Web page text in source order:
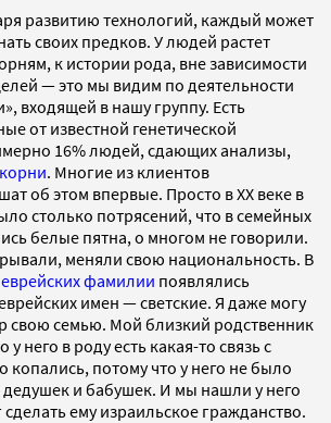
развитию технологий, каждый может
своих предков. У людей растет
к истории рода, вне зависимости
— это мы видим по деятельности
входящей в нашу группу. Есть
от известной генетической
16% людей, сдающих анализы,
. Многие из клиентов
об этом впервые. Просто в XX веке в
столько потрясений, что в семейных
белые пятна, о многом не говорили.
меняли свою национальность. В
еврейских фамилии появлялись
имен — светские. Я даже могу
свою семью. Мой близкий родственник
у него в роду есть какая-то связь с
потому что у него не было
дедушек и бабушек. И мы нашли у него
сделать ему израильское гражданство.